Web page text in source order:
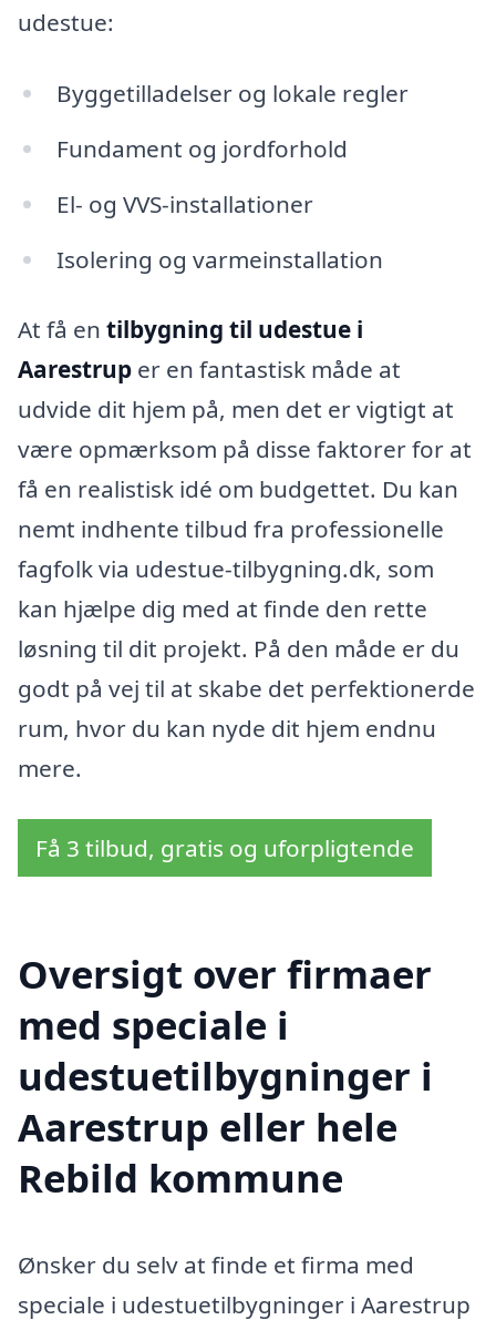
udestue:
Byggetilladelser og lokale regler
Fundament og jordforhold
El- og VVS-installationer
Isolering og varmeinstallation
At få en tilbygning til udestue i
Aarestrup er en fantastisk måde at
udvide dit hjem på, men det er vigtigt at
være opmærksom på disse faktorer for at
få en realistisk idé om budgettet. Du kan
nemt indhente tilbud fra professionelle
fagfolk via udestue-tilbygning.dk, som
kan hjælpe dig med at finde den rette
løsning til dit projekt. På den måde er du
godt på vej til at skabe det perfektionerde
rum, hvor du kan nyde dit hjem endnu
mere.
Få 3 tilbud, gratis og uforpligtende
Oversigt over firmaer
med speciale i
udestuetilbygninger i
Aarestrup eller hele
Rebild kommune
Ønsker du selv at finde et firma med
speciale i udestuetilbygninger i Aarestrup